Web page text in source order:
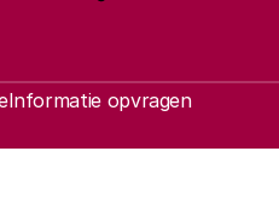
Informatie opvragen